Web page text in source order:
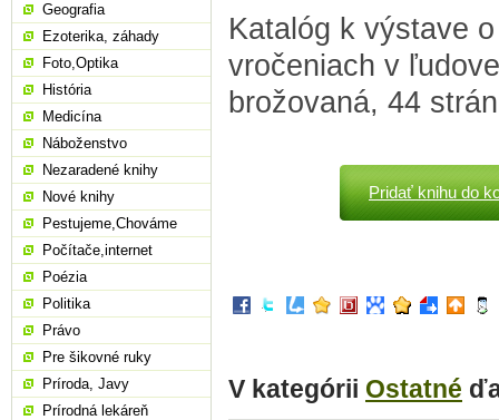
Katalóg k výstave
vročeniach v
brožovaná, 44
Pridať knihu do
V kategórii Ostatné
Geografia
Ezoterika, záhady
Foto,Optika
História
Medicína
Náboženstvo
Nezaradené knihy
Nové knihy
Pestujeme,Chováme
Počítače,internet
Poézia
Politika
Právo
Pre šikovné ruky
Príroda, Javy
Prírodná lekáreň